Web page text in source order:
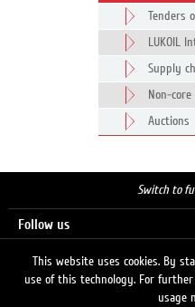
Tenders
LUKOIL
Supply
Non-
Auctions
Switch to
Follow us
This website uses cookies. By
use of this technology. For
usage